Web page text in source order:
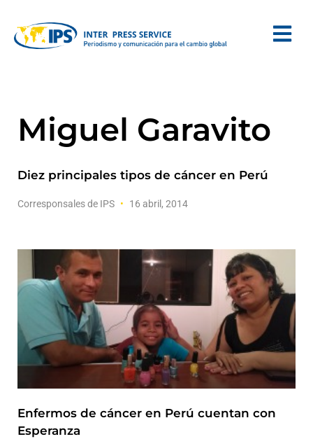
Miguel Garavito
Diez principales tipos de cáncer en Perú
Corresponsales de IPS 16 abril, 2014
Enfermos de cáncer en Perú cuentan con
Esperanza